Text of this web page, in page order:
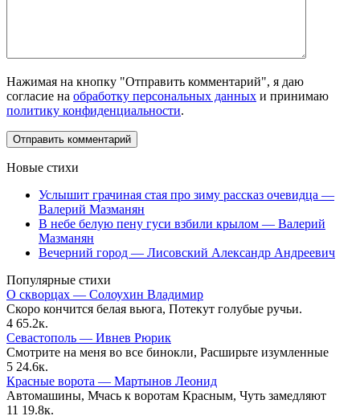
Нажимая на кнопку "Отправить комментарий", я даю
согласие на обработку персональных данных и принимаю
политику конфиденциальности.
Новые стихи
Услышит грачиная стая про зиму рассказ очевидца —
Валерий Мазманян
В небе белую пену гуси взбили крылом — Валерий
Мазманян
Вечерний город — Лисовский Александр Андреевич
Популярные стихи
О скворцах — Солоухин Владимир
Скоро кончится белая вьюга, Потекут голубые ручьи.
4 65.2к.
Севастополь — Ивнев Рюрик
Смотрите на меня во все бинокли, Расширьте изумленные
5 24.6к.
Красные ворота — Мартынов Леонид
Автомашины, Мчась к воротам Красным, Чуть замедляют
11 19.8к.